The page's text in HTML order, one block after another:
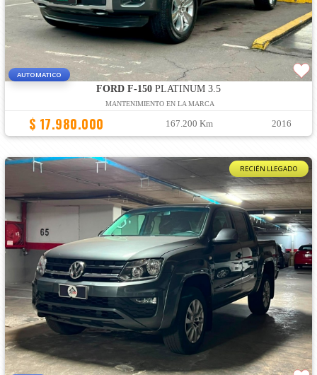
AUTOMATICO
FORD F-150PLATINUM 3.5
MANTENIMIENTO EN LA MARCA
$ 17.980.000 167.200 Km 2016
RECIÉN LLEGADO